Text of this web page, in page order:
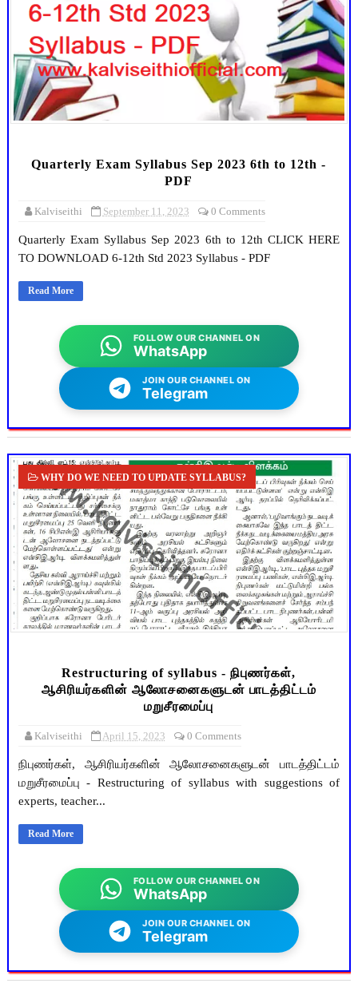
Quarterly Exam Syllabus Sep 2023 6th to 12th -
PDF
Kalviseithi September 11, 2023 0 Comments
Quarterly Exam Syllabus Sep 2023 6th to 12th CLICK HERE
TO DOWNLOAD 6-12th Std 2023 Syllabus - PDF
Read More
FOLLOW OUR CHANNEL ON
WhatsApp
JOIN OUR CHANNEL ON
Telegram
WHY DO WE NEED TO UPDATE SYLLABUS?
Restructuring of syllabus - நிபுணர்கள்,
ஆசிரியர்களின் ஆலோசனைகளுடன் பாடத்திட்டம்
மறுசீரமைப்பு
Kalviseithi April 15, 2023 0 Comments
நிபுணர்கள், ஆசிரியர்களின் ஆலோசனைகளுடன் பாடத்திட்டம்
மறுசீரமைப்பு - Restructuring of syllabus with suggestions of
experts, teacher...
Read More
FOLLOW OUR CHANNEL ON
WhatsApp
JOIN OUR CHANNEL ON
Telegram